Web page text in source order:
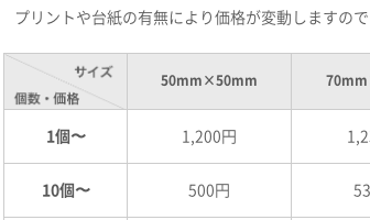
プリントや台紙の有無により価格が変動しますので
50mm×50mm
1個〜 1,200円
10個〜 500円